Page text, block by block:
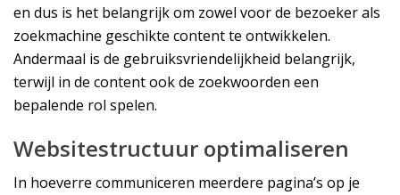
en dus is het belangrijk om zowel voor de bezoeker als
zoekmachine geschikte content te ontwikkelen.
Andermaal is de gebruiksvriendelijkheid belangrijk,
terwijl in de content ook de zoekwoorden een
bepalende rol spelen.
Websitestructuur optimaliseren
In hoeverre communiceren meerdere pagina’s op je